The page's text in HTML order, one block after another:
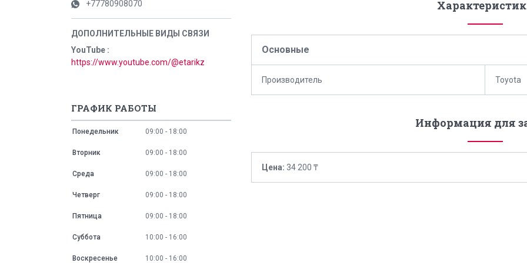
Основные
Производитель Toyota
Информация для
Цена: 34 200 ₸
+77780908070
YouTube
https://www.youtube.com/@etarikz
ГРАФИК РАБОТЫ
Понедельник 09:00 18:00
Вторник 09:00 18:00
Среда 09:00 18:00
Четверг 09:00 18:00
Пятница 09:00 18:00
Суббота 10:00 16:00
Воскресенье 10:00 16:00